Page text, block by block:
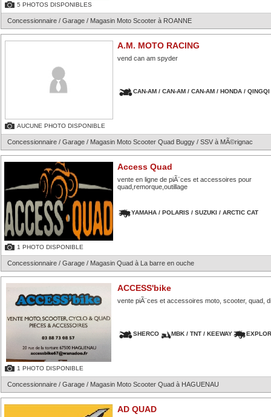
5 PHOTOS DISPONIBLES
Concessionnaire / Garage / Magasin Moto Scooter à ROANNE
AUCUNE PHOTO DISPONIBLE
A.M. MOTO RACING
vend can am spyder
CAN-AM / CAN-AM / CAN-AM / HONDA / QINGQI
Concessionnaire / Garage / Magasin Moto Scooter Quad Buggy / SSV à MÃ©rignac
1 PHOTO DISPONIBLE
Access Quad
vente en ligne de piÃ¨ces et accessoires pour
quad,remorque,outillage
YAMAHA / POLARIS / SUZUKI / ARCTIC CAT
Concessionnaire / Garage / Magasin Quad à La barre en ouche
1 PHOTO DISPONIBLE
ACCESS'bike
vente piÃ¨ces et accessoires moto, scooter, quad,
SHERCO MBK / TNT / KEEWAY
Concessionnaire / Garage / Magasin Moto Scooter Quad à HAGUENAU
AD QUAD